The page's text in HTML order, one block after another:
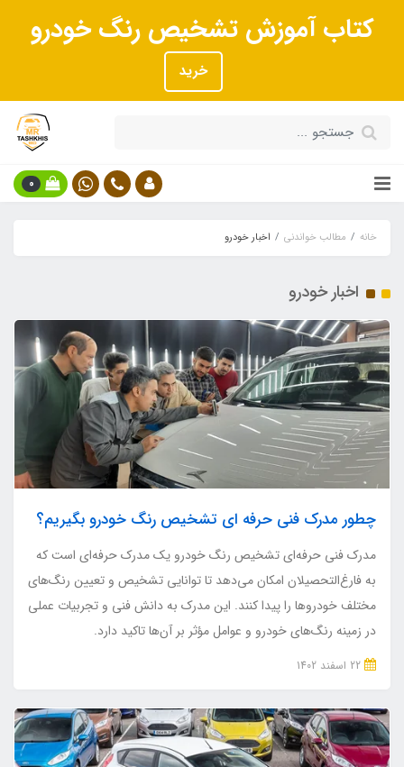
کتاب آموزش تشخیص رنگ خودرو
خرید
0
خانه مطالب خواندنی اخبار خودرو
اخبار خودرو
چطور مدرک فنی حرفه ای تشخیص رنگ خودرو بگیریم؟
مدرک فنی حرفه‌ای تشخیص رنگ خودرو یک مدرک حرفه‌ای است که
به فارغ‌التحصیلان امکان می‌دهد تا توانایی تشخیص و تعیین رنگ‌های
مختلف خودروها را پیدا کنند. این مدرک به دانش فنی و تجربیات عملی
در زمینه رنگ‌های خودرو و عوامل مؤثر بر آن‌ها تاکید دارد.